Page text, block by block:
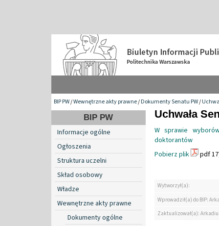
BIP PW/Wewnętrzne akty prawne/Dokumenty Senatu PW/
BIP PW
Informacje ogólne
Ogłoszenia
Struktura uczelni
Skład osobowy
Władze
Wewnętrzne akty prawne
Dokumenty ogólne
Uchwała
W sprawie
doktorantów
Pobierz plik
pdf
Wytworzył(a):
Wprowadził(a) do BIP:
Zaktualizował(a):